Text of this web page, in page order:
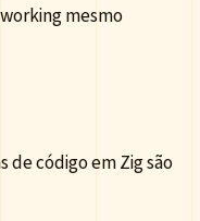
mesmo
de código em Zig são